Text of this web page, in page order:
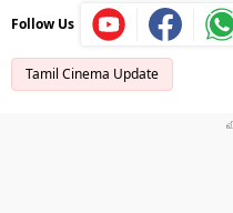
Follow Us
Tamil Cinema Update